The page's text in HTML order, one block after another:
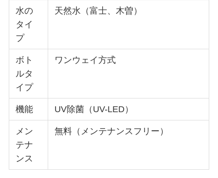
水の
タイ
プ
天然水（富士、木曽）
ボト
ルタ
イプ
ワンウェイ方式
機能 UV除菌（UV-LED）
メン
テナ
ンス
無料（メンテナンスフリー）